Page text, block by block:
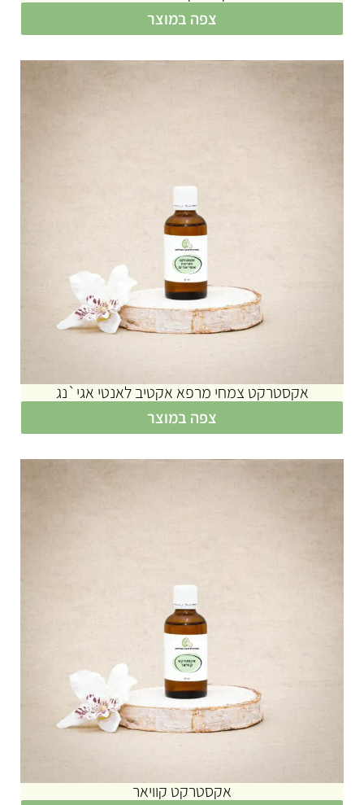
צפה במוצר
אקסטרקט צמחי מרפא אקטיב לאנטי אגי`נג
צפה במוצר
אקסטרקט קוויאר